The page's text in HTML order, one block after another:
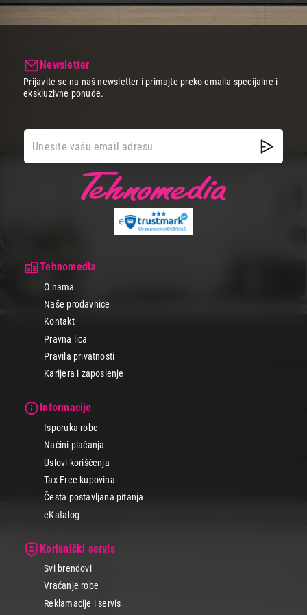
Tehnomedia
O nama
Naše prodavnice
Kontakt
Pravna lica
Pravila privatnosti
Karijera i zaposlenje
Informacije
Isporuka robe
Načini plaćanja
Uslovi korišćenja
Tax Free kupovina
Česta postavljana pitanja
eKatalog
Korisnički servis
Svi brendovi
Vraćanje robe
Reklamacije i servis
Newsletter
Prijavite se na naš newsletter i primajte preko emaila specijalne i
ekskluzivne ponude.